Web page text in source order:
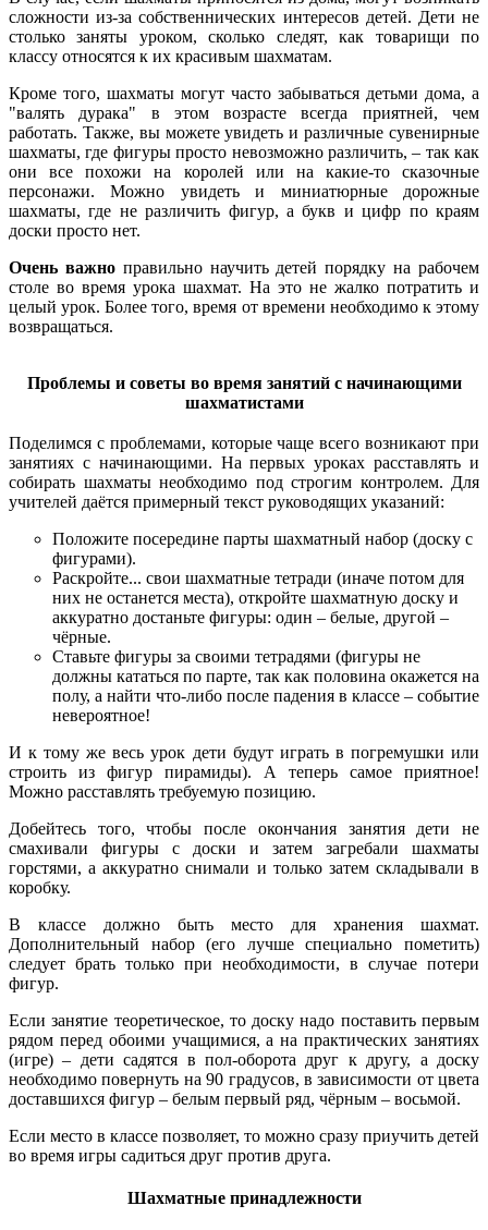
сложности из-за собственнических интересов детей. Дети не
столько заняты уроком, сколько следят, как товарищи по
классу относятся к их красивым шахматам.
Кроме того, шахматы могут часто забываться детьми дома, а
"валять дурака" в этом возрасте всегда приятней, чем
работать. Также, вы можете увидеть и различные сувенирные
шахматы, где фигуры просто невозможно различить, – так как
они все похожи на королей или на какие-то сказочные
персонажи. Можно увидеть и миниатюрные дорожные
шахматы, где не различить фигур, а букв и цифр по краям
доски просто нет.
Очень важноправильно научить детей порядку на рабочем
столе во время урока шахмат. На это не жалко потратить и
целый урок. Более того, время от времени необходимо к этому
возвращаться.
Проблемы и советы во время занятий с начинающими
шахматистами
Поделимся с проблемами, которые чаще всего возникают при
занятиях с начинающими. На первых уроках расставлять и
собирать шахматы необходимо под строгим контролем. Для
учителей даётся примерный текст руководящих указаний:
Положите посередине парты шахматный набор (доску с
фигурами).
Раскройте... свои шахматные тетради (иначе потом для
них не останется места), откройте шахматную доску и
аккуратно достаньте фигуры: один – белые, другой –
чёрные.
Ставьте фигуры за своими тетрадями (фигуры не
должны кататься по парте, так как половина окажется на
полу, а найти что-либо после падения в классе – событие
невероятное!
И к тому же весь урок дети будут играть в погремушки или
строить из фигур пирамиды). А теперь самое приятное!
Можно расставлять требуемую позицию.
Добейтесь того, чтобы после окончания занятия дети не
смахивали фигуры с доски и затем загребали шахматы
горстями, а аккуратно снимали и только затем складывали в
коробку.
В классе должно быть место для хранения шахмат.
Дополнительный набор (его лучше специально пометить)
следует брать только при необходимости, в случае потери
фигур.
Если занятие теоретическое, то доску надо поставить первым
рядом перед обоими учащимися, а на практических занятиях
(игре) – дети садятся в пол-оборота друг к другу, а доску
необходимо повернуть на 90 градусов, в зависимости от цвета
доставшихся фигур – белым первый ряд, чёрным – восьмой.
Если место в классе позволяет, то можно сразу приучить детей
во время игры садиться друг против друга.
Шахматные принадлежности